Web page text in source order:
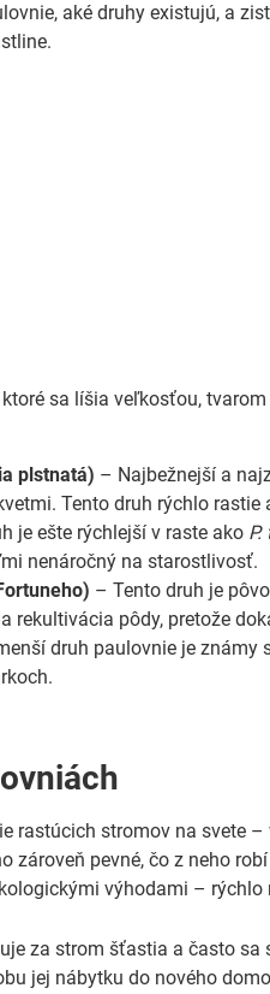
aké druhy existujú, a
sa líšia veľkosťou,
plstnatá) – Najbežnejší a
Tento druh rýchlo rastie
je ešte rýchlejší v raste ako
nenáročný na starostlivosť.
– Tento druh je
rekultivácia pôdy, pretože
druh paulovnie je
rastúcich stromov na svete
zároveň pevné, čo z neho
výhodami –
za strom šťastia a často
jej nábytku do nového